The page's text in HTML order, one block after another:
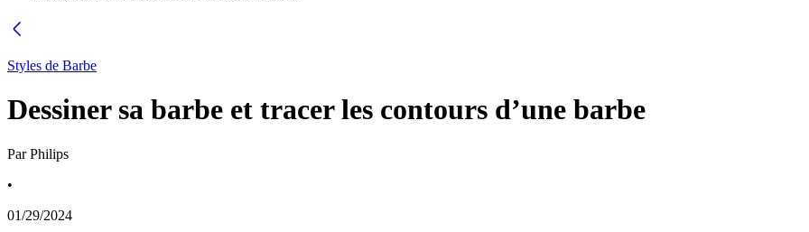
Styles de Barbe
Dessiner sa barbe et tracer les contours d’une barbe
Par Philips
•
01/29/2024